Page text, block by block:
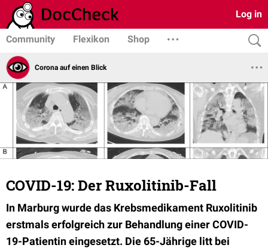
Log in
Community Flexikon Shop
Corona auf einen Blick
COVID-19: Der Ruxolitinib-Fall
In Marburg wurde das Krebsmedikament Ruxolitinib
erstmals erfolgreich zur Behandlung einer COVID-
19-Patientin eingesetzt. Die 65-Jährige litt bei